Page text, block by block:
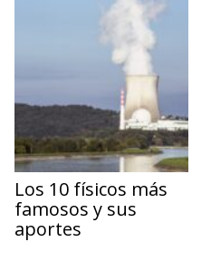
Los 10 físicos más
famosos y sus
aportes